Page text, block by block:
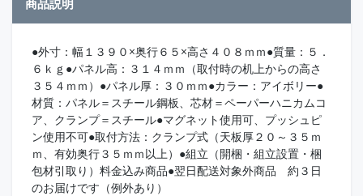
商品説明
●外寸：幅１３９０×奥行６５×高さ４０８ｍｍ●質量：５．
６ｋｇ●パネル高：３１４ｍｍ（取付時の机上からの高さ
３５４ｍｍ）●パネル厚：３０ｍｍ●カラー：アイボリー●
材質：パネル＝スチール鋼板、芯材＝ペーパーハニカムコ
ア、クランプ＝スチール●マグネット使用可、プッシュピ
ン使用不可●取付方法：クランプ式（天板厚２０～３５ｍ
ｍ、有効奥行３５ｍｍ以上）●組立（開梱・組立設置・梱
包材引取り）料金込み商品●翌日配送対象外商品 約３日
のお届けです（例外あり）